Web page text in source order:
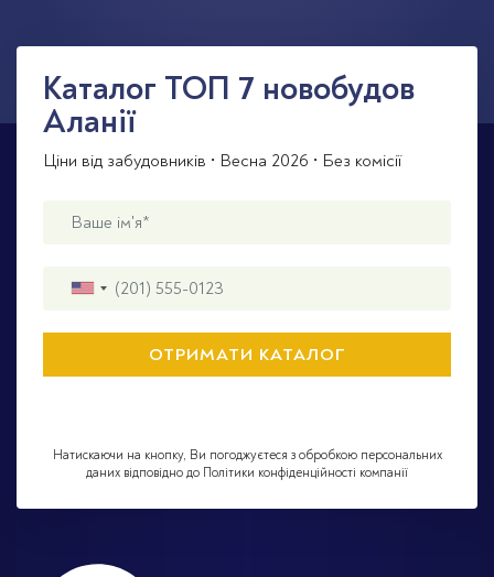
Каталог TOП 7 новобудов
Аланії
Ціни від забудовників • Весна 2026 • Без комісії
Натискаючи на кнопку, Ви погоджуєтеся з обробкою персональних
даних відповідно до Політики конфіденційності компанії